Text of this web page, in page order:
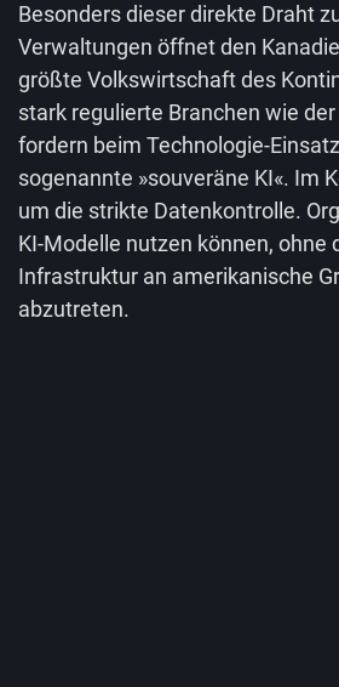
Besonders dieser direkte Draht
Verwaltungen öffnet den
größte Volkswirtschaft des
stark regulierte Branchen wie
fordern beim Technologie-
sogenannte »souveräne KI«. Im
um die strikte Datenkontrolle.
KI-Modelle nutzen können, ohne
Infrastruktur an amerikanische
abzutreten.